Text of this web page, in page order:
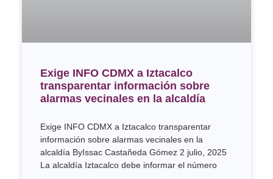
Exige INFO CDMX a Iztacalco
transparentar información sobre
alarmas vecinales en la alcaldía
Exige INFO CDMX a Iztacalco transparentar
información sobre alarmas vecinales en la
alcaldía ByIssac Castañeda Gómez 2 julio, 2025
La alcaldía Iztacalco debe informar el número